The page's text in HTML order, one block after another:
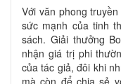
Với văn phong
sức mạnh của tinh
sách. Giải thưởng
nhận giá trị phi
của tác giả, đôi khi
mà còn để chia sẻ